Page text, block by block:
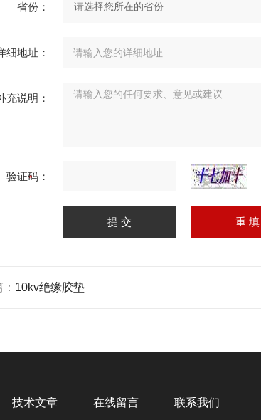
省份：
细地址：
充说明：
验证码：
10kv绝缘胶垫
技术文章 在线留言 联系我们